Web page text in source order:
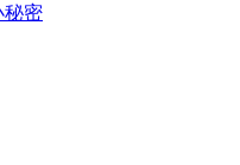
秘密